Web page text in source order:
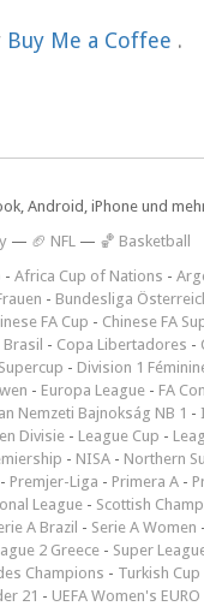
Buy Me a Coffee .
Android, iPhone und
— 🏈 NFL — 🏀 Basketball
- Africa Cup of Nations -
- Bundesliga
FA Cup - Chinese FA
- Copa Libertadores -
- Division 1
- Europa League - FA
Nemzeti Bajnokság NB 1 -
Divisie - League Cup -
- NISA - Northern
- Premjer-Liga - Primera A -
League - Scottish
A Brazil - Serie A Women -
2 Greece - Super
Champions - Turkish Cup
21 - UEFA Women's